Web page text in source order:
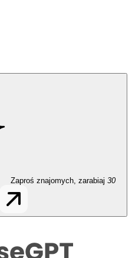
Zaproś znajomych, zarabiaj 30